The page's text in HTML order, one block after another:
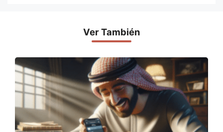
Ver También